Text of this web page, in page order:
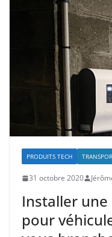
PRODUITS TECH
31 octobre 2020
Installer
pour